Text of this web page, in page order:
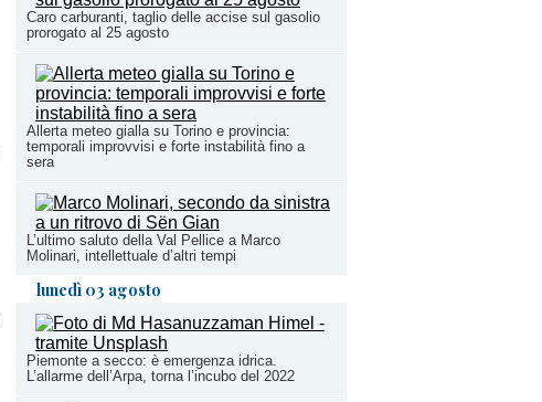
Caro carburanti, taglio delle accise sul gasolio
prorogato al 25 agosto
Allerta meteo gialla su Torino e provincia:
temporali improvvisi e forte instabilità fino a
sera
L’ultimo saluto della Val Pellice a Marco
Molinari, intellettuale d’altri tempi
lunedì 03 agosto
Piemonte a secco: è emergenza idrica.
L’allarme dell’Arpa, torna l’incubo del 2022